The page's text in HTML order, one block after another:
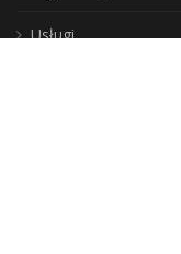
Usługi